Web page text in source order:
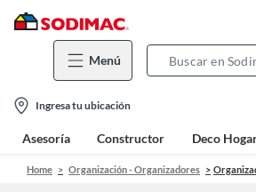
Menú
location-
icon
Ingresa tu ubicación
Asesoría Constructor Deco
Home Organización - Organizadores